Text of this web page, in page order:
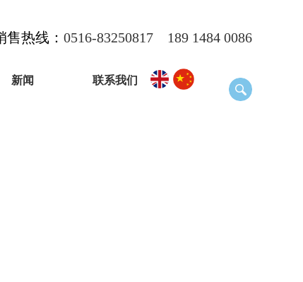
售热线： 0516-83250817 189 1484 0086
新闻 联系我们